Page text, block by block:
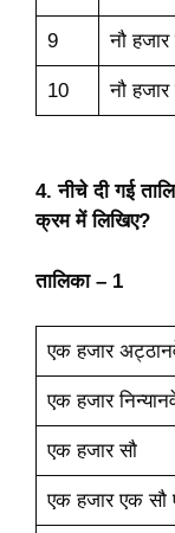
9 नौ
10 नौ हजार
4. नीचे दी गई
क्रम में लिखिए?
तालिका – 1
एक हजार
एक हजार
एक हजार सौ
एक हजार एक सौ